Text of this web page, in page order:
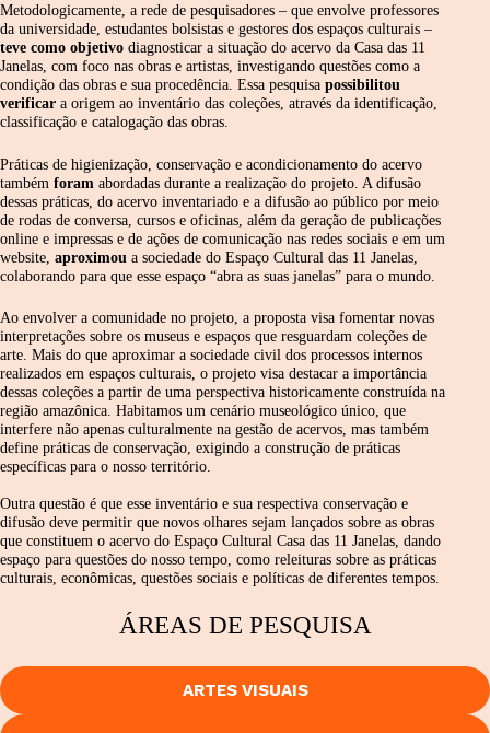
Metodologicamente, a rede de pesquisadores – que envolve professores
da universidade, estudantes bolsistas e gestores dos espaços culturais –
teve como objetivo diagnosticar a situação do acervo da Casa das 11
Janelas, com foco nas obras e artistas, investigando questões como a
condição das obras e sua procedência. Essa pesquisa possibilitou
verificar a origem ao inventário das coleções, através da identificação,
classificação e catalogação das obras.
Práticas de higienização, conservação e acondicionamento do acervo
também foram abordadas durante a realização do projeto. A difusão
dessas práticas, do acervo inventariado e a difusão ao público por meio
de rodas de conversa, cursos e oficinas, além da geração de publicações
online e impressas e de ações de comunicação nas redes sociais e em um
website, aproximou a sociedade do Espaço Cultural das 11 Janelas,
colaborando para que esse espaço “abra as suas janelas” para o mundo.
Ao envolver a comunidade no projeto, a proposta visa fomentar novas
interpretações sobre os museus e espaços que resguardam coleções de
arte. Mais do que aproximar a sociedade civil dos processos internos
realizados em espaços culturais, o projeto visa destacar a importância
dessas coleções a partir de uma perspectiva historicamente construída na
região amazônica. Habitamos um cenário museológico único, que
interfere não apenas culturalmente na gestão de acervos, mas também
define práticas de conservação, exigindo a construção de práticas
específicas para o nosso território.
Outra questão é que esse inventário e sua respectiva conservação e
difusão deve permitir que novos olhares sejam lançados sobre as obras
que constituem o acervo do Espaço Cultural Casa das 11 Janelas, dando
espaço para questões do nosso tempo, como releituras sobre as práticas
culturais, econômicas, questões sociais e políticas de diferentes tempos.
ÁREAS DE PESQUISA
ARTES VISUAIS